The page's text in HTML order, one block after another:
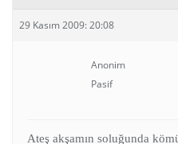
29 Kasım 2009: 20:08
Anonim
Pasif
Ateş akşamın soluğunda